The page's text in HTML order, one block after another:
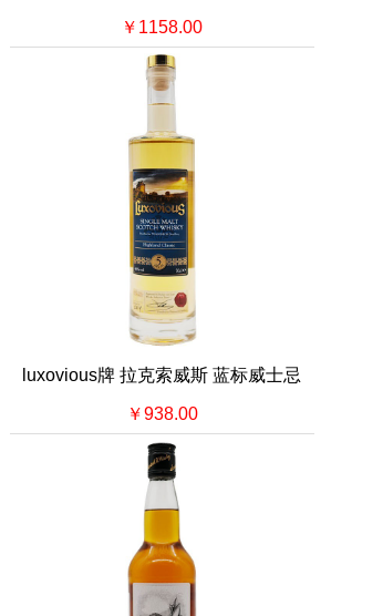
￥1158.00
luxovious牌 拉克索威斯 蓝标威士忌
￥938.00